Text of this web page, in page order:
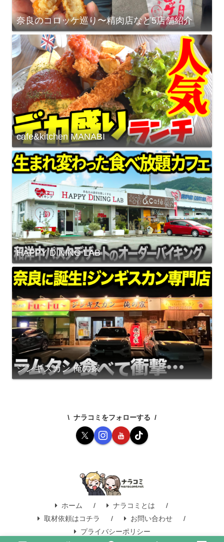
奈良のコロッケ巡り〜精肉店など5店舗紹介
cafe&kitchen MANABI
HAPPY DINING LAB
ジンギスカン 俺の家
ナラコミをフォローする
ホーム
ナラコミとは
取材依頼はコチラ
お問い合わせ
プライバシーポリシー